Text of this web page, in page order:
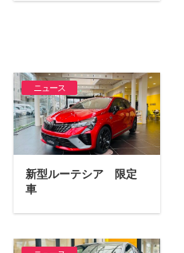
ニュース
新型ルーテシア 限定
車